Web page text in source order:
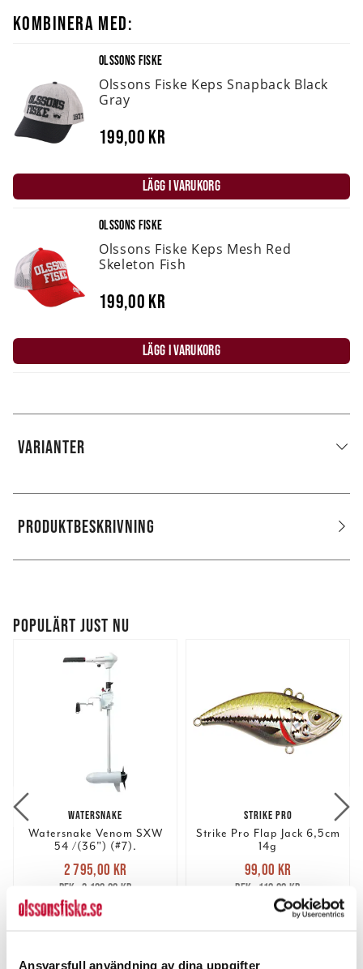
Ansvarsfull användning av dina uppgifter
KOMBINERA MED:
OLSSONS FISKE
Olssons Fiske Keps Snapback Black
Gray
199,00 kr
LÄGG I VARUKORG
OLSSONS FISKE
Olssons Fiske Keps Mesh Red
Skeleton Fish
199,00 kr
LÄGG I VARUKORG
VARIANTER
PRODUKTBESKRIVNING
POPULÄRT JUST NU
WATERSNAKE
Watersnake Venom SXW
54 /(36") (#7).
Nuvarande pris
2 795,00 krTidigare pris
2 795,00 kr
3 199,00 kr
FLER ÄN 6 ST KVAR
STRIKE PRO
Strike Pro Flap Jack 6,5cm
14g
Nuvarande pris
99,00 krTidigare pris
119,00 kr
99,00 kr
119,00 kr
FINNS I LAGER.